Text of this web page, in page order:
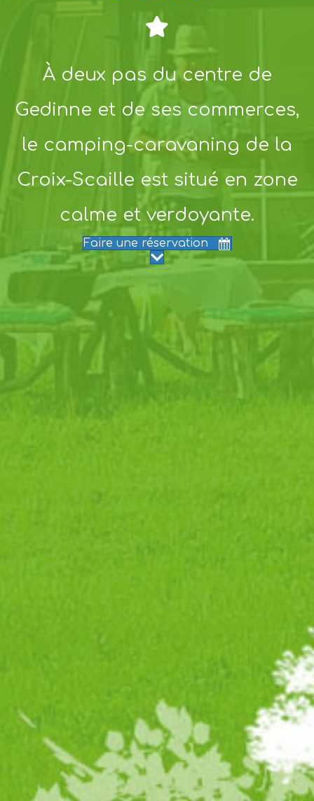
À deux pas du centre de
Gedinne et de ses commerces,
le camping-caravaning de la
Croix-Scaille est situé en zone
calme et verdoyante.
Faire une réservation